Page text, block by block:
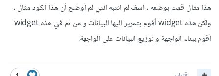
},
ما المقصود بـ _build هنا ؟
هذا مثال قمت بوضعه ، اسف لم انتبه انني لم أوضح أن هذا الكود مثال ،
ولكن هذه widget أقوم بتمرير اليها البيانات و من ثم في هذه widget
أقوم ببناء الواجهة و توزيع البيانات على الواجهة.